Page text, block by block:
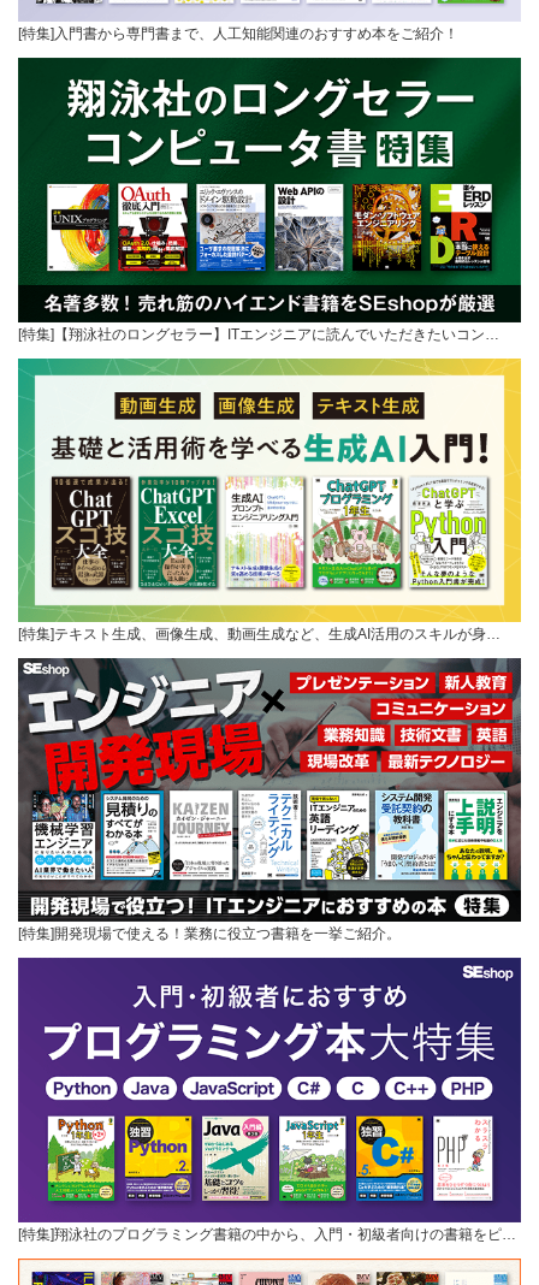
[特集]入門書から専門書まで、人工知能関連のおすすめ本をご紹介！
[特集]【翔泳社のロングセラー】ITエンジニアに読んでいただきたいコン…
[特集]テキスト生成、画像生成、動画生成など、生成AI活用のスキルが身…
[特集]開発現場で使える！業務に役立つ書籍を一挙ご紹介。
[特集]翔泳社のプログラミング書籍の中から、入門・初級者向けの書籍をピ…